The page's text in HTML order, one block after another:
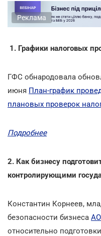
Реклама
1. Графики налоговых
ГФС обнародовала
июня План-график
плановых проверок
Подробнее
2. Как бизнесу
контролирующими
Константин Корнеев,
безопасности бизнеса
относительно